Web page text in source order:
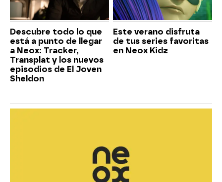
Descubre todo lo que
está a punto de llegar
a Neox: Tracker,
Transplat y los nuevos
episodios de El Joven
Sheldon
Este verano disfruta
de tus series favoritas
en Neox Kidz